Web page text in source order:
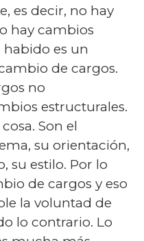
es decir, no hay
hay cambios
habido es un
de cargos.
no
estructurales.
Son el
su orientación,
su estilo. Por lo
de cargos y eso
la voluntad de
lo contrario. Lo